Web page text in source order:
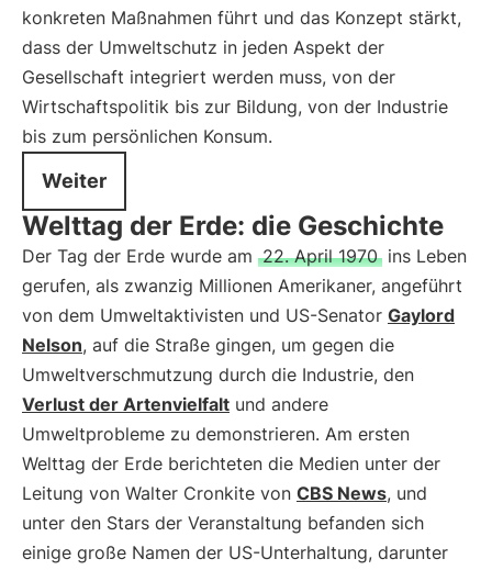
konkreten Maßnahmen führt und das Konzept stärkt,
dass der Umweltschutz in jeden Aspekt der
Gesellschaft integriert werden muss, von der
Wirtschaftspolitik bis zur Bildung, von der Industrie
bis zum persönlichen Konsum.
Weiter
Welttag der Erde: die Geschichte
Der Tag der Erde wurde am 22. April 1970 ins Leben
gerufen, als zwanzig Millionen Amerikaner, angeführt
von dem Umweltaktivisten und US-Senator Gaylord
Nelson, auf die Straße gingen, um gegen die
Umweltverschmutzung durch die Industrie, den
Verlust der Artenvielfalt und andere
Umweltprobleme zu demonstrieren. Am ersten
Welttag der Erde berichteten die Medien unter der
Leitung von Walter Cronkite von CBS News, und
unter den Stars der Veranstaltung befanden sich
einige große Namen der US-Unterhaltung, darunter